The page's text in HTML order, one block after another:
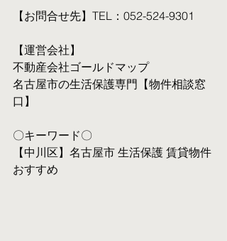
【お問合せ先】TEL：052-524-9301
【運営会社】
不動産会社ゴールドマップ
名古屋市の生活保護専門【物件相談窓
口】
〇キーワード〇
【中川区】名古屋市 生活保護 賃貸物件
おすすめ